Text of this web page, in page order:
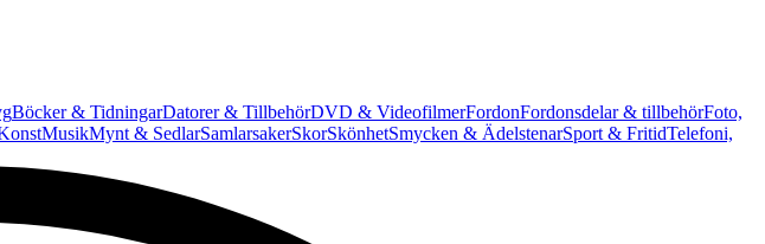
Böcker & TidningarDatorer & TillbehörDVD & VideofilmerFordonFordonsdelar & tillbehörFoto,
MusikMynt & SedlarSamlarsakerSkorSkönhetSmycken & ÄdelstenarSport & FritidTelefoni,